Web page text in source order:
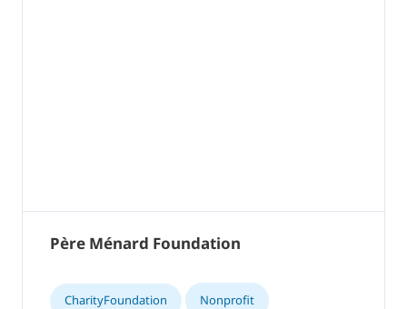
Père Ménard Foundation
CharityFoundation Nonprofit